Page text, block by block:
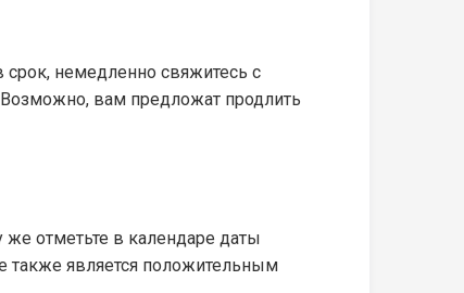
срок, немедленно свяжитесь с
Возможно, вам предложат продлить
отметьте в календаре даты
также является положительным